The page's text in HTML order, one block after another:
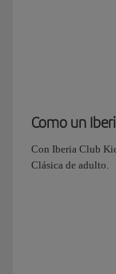
Como un
Con Iberia Club
Clásica de adulto.